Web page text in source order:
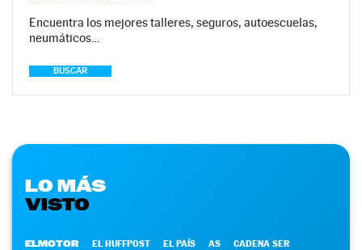
Encuentra los mejores talleres, seguros, autoescuelas,
neumáticos…
BUSCAR
LO MÁS
VISTO
ELMOTOR EL HUFFPOST EL PAÍS AS CADENA SER